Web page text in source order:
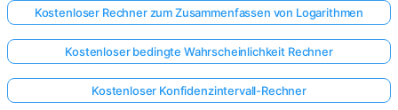
Kostenloser Rechner zum Zusammenfassen von Logarithmen
Kostenloser bedingte Wahrscheinlichkeit Rechner
Kostenloser Konfidenzintervall-Rechner